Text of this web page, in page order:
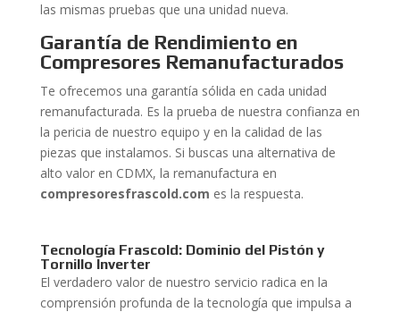
las mismas pruebas que una unidad nueva.
Garantía de Rendimiento en
Compresores Remanufacturados
Te ofrecemos una garantía sólida en cada unidad
remanufacturada. Es la prueba de nuestra confianza en
la pericia de nuestro equipo y en la calidad de las
piezas que instalamos. Si buscas una alternativa de
alto valor en CDMX, la remanufactura en
compresoresfrascold.com es la respuesta.
Tecnología Frascold: Dominio del Pistón y
Tornillo Inverter
El verdadero valor de nuestro servicio radica en la
comprensión profunda de la tecnología que impulsa a